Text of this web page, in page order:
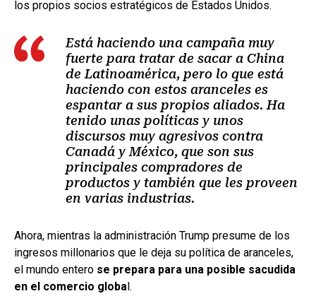
los propios socios estratégicos de Estados Unidos.
Está haciendo una campaña muy
fuerte para tratar de sacar a China
de Latinoamérica, pero lo que está
haciendo con estos aranceles es
espantar a sus propios aliados. Ha
tenido unas políticas y unos
discursos muy agresivos contra
Canadá y México, que son sus
principales compradores de
productos y también que les proveen
en varias industrias.
Ahora, mientras la administración Trump presume de los
ingresos millonarios que le deja su política de aranceles,
el mundo entero se prepara para una posible sacudida
en el comercio global.